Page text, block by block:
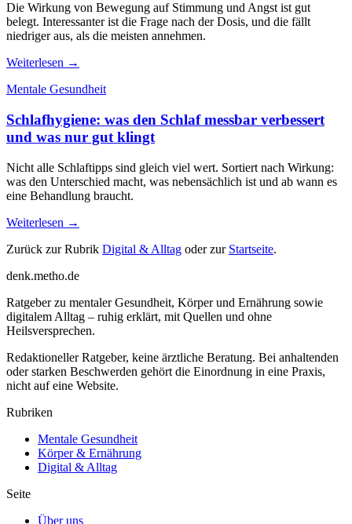
Die Wirkung von Bewegung auf Stimmung und Angst ist gut
belegt. Interessanter ist die Frage nach der Dosis, und die fällt
niedriger aus, als die meisten annehmen.
Weiterlesen →
Mentale Gesundheit
Schlafhygiene: was den Schlaf messbar verbessert
und was nur gut klingt
Nicht alle Schlaftipps sind gleich viel wert. Sortiert nach Wirkung:
was den Unterschied macht, was nebensächlich ist und ab wann es
eine Behandlung braucht.
Weiterlesen →
Zurück zur Rubrik Digital & Alltag oder zur Startseite.
denk.metho.de
Ratgeber zu mentaler Gesundheit, Körper und Ernährung sowie
digitalem Alltag – ruhig erklärt, mit Quellen und ohne
Heilsversprechen.
Redaktioneller Ratgeber, keine ärztliche Beratung. Bei anhaltenden
oder starken Beschwerden gehört die Einordnung in eine Praxis,
nicht auf eine Website.
Rubriken
Mentale Gesundheit
Körper & Ernährung
Digital & Alltag
Seite
Über uns